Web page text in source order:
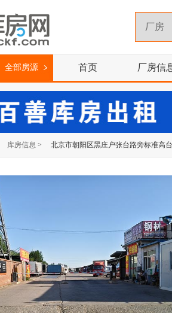
全部房源 首页 厂房信
库房信息 > 北京市朝阳区黑庄户张台路旁标准高